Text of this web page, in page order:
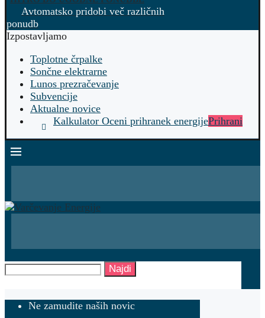
Avtomatsko pridobi več različnih
ponudb
Izpostavljamo
Toplotne črpalke
Sončne elektrarne
Lunos prezračevanje
Subvencije
Aktualne novice
Kalkulator Oceni prihranek energijePrihrani
Najdi
Ne zamudite naših novic